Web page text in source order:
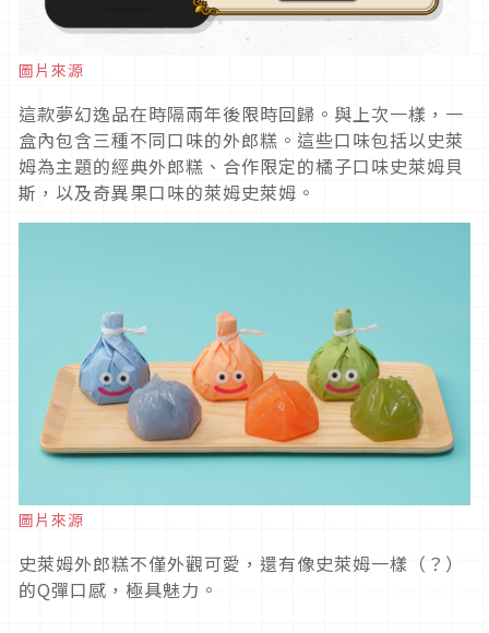
圖片來源
這款夢幻逸品在時隔兩年後限時回歸。與上次一樣，一
盒內包含三種不同口味的外郎糕。這些口味包括以史萊
姆為主題的經典外郎糕、合作限定的橘子口味史萊姆貝
斯，以及奇異果口味的萊姆史萊姆。
圖片來源
史萊姆外郎糕不僅外觀可愛，還有像史萊姆一樣（？）
的Q彈口感，極具魅力。